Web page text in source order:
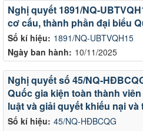
Số kí hiệu: 1891/NQ-UBTVQH15
Ngày ban hành: 10/11/2025
Nghị quyết 1891/NQ-
cơ cấu, thành phần đại biểu
Số kí hiệu: 45/NQ-HĐBCQG
Nghị quyết số 45/NQ-
Quốc gia kiện toàn thành
luật và giải quyết khiếu nại và